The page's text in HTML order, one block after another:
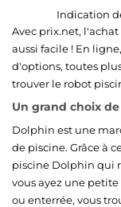
Indication
Avec prix.net,
aussi facile ! En
d'options, toutes
trouver le robot
Un grand choix
Dolphin est une
de piscine. Grâce à
piscine Dolphin qui
vous ayez une
ou enterrée, vous